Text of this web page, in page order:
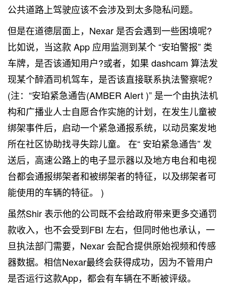
公共道路上驾驶应该不会涉及到太多隐私问题。
但是在道德层面上，Nexar 是否会遇到一些困境呢?
比如说，当这款 App 应用监测到某个 “安珀警报” 类
车牌，是否该通知用户?或者，如果 dashcam 算法发
现某个醉酒司机驾车，是否该直接联系执法警察呢?
(注：“安珀紧急通告(AMBER Alert )” 是一个由执法机
构和广播业人士自愿合作实施的计划，在发生儿童被
绑架事件后，启动一个紧急通报系统，以动员案发地
所在社区协助找寻失踪儿童。 在“ 安珀紧急通告” 发
送后，高速公路上的电子显示器以及地方电台和电视
台都会通报绑架者和被绑架者的特征，以及绑架者可
能使用的车辆的特征。 )
虽然Shir 表示他的公司既不会给政府带来更多交通罚
款收入，也不会受到FBI 左右，但同时他也承认，一
旦执法部门需要，Nexar 会配合提供原始视频和传感
器数据。相信Nexar最终会获得成功，因为不管用户
是否运行这款App，都会有车辆在不断被评级。